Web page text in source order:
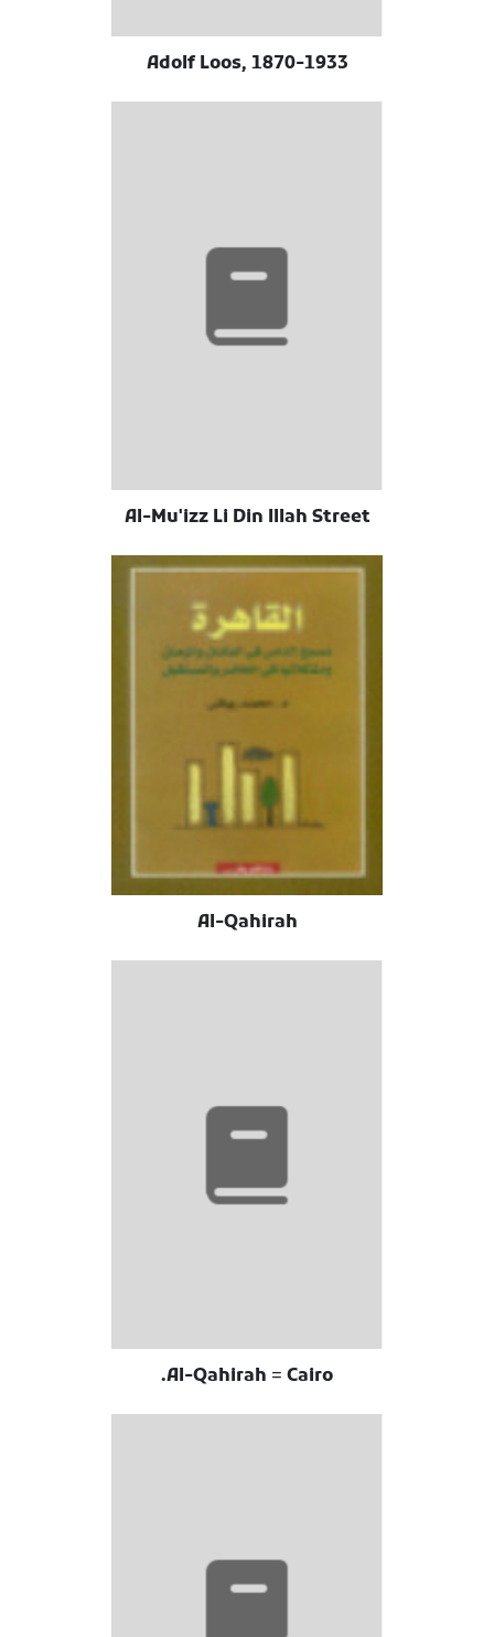
Adolf Loos, 1870-1933
Al-Mu'izz Li Din Illah Street
Al-Qahirah
Al-Qahirah = Cairo.